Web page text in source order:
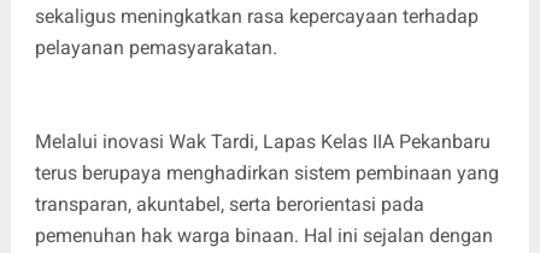
sekaligus meningkatkan rasa kepercayaan terhadap
pelayanan pemasyarakatan.
Melalui inovasi Wak Tardi, Lapas Kelas IIA Pekanbaru
terus berupaya menghadirkan sistem pembinaan yang
transparan, akuntabel, serta berorientasi pada
pemenuhan hak warga binaan. Hal ini sejalan dengan